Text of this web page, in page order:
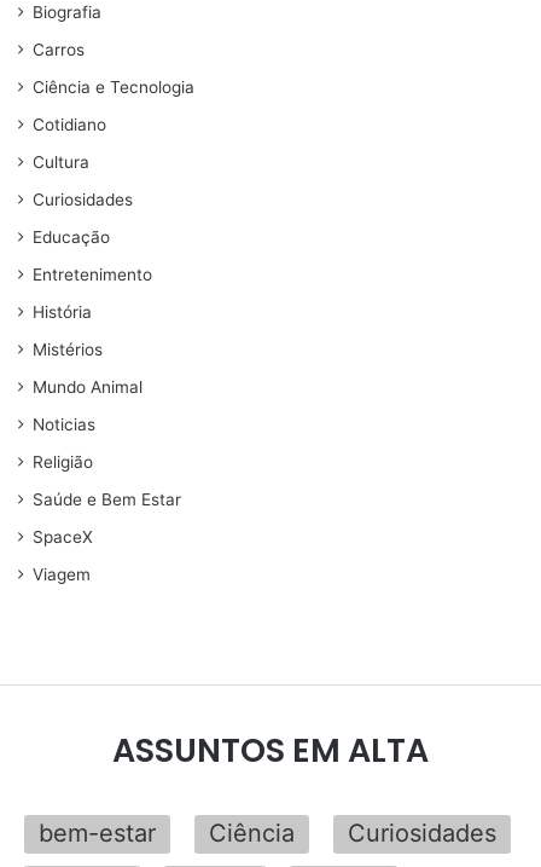
Biografia
Carros
Ciência e Tecnologia
Cotidiano
Cultura
Curiosidades
Educação
Entretenimento
História
Mistérios
Mundo Animal
Noticias
Religião
Saúde e Bem Estar
SpaceX
Viagem
ASSUNTOS EM ALTA
bem-estar Ciência
Curiosidades